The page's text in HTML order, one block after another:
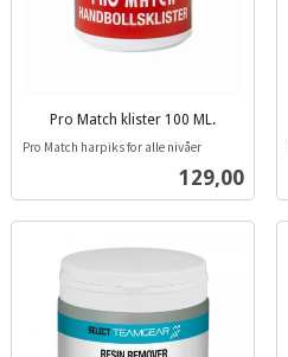
Pro Match klister 100 ML.
Pris
129,00
inkl.
Pro Match harpiks for alle nivåer